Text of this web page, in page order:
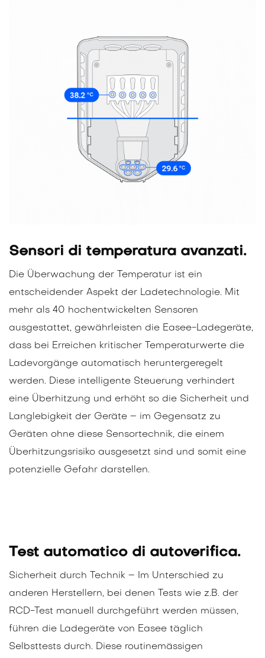
Sensori di temperatura avanzati.
Die Überwachung der Temperatur ist ein
entscheidender Aspekt der Ladetechnologie. Mit
mehr als 40 hochentwickelten Sensoren
ausgestattet, gewährleisten die Easee-Ladegeräte,
dass bei Erreichen kritischer Temperaturwerte die
Ladevorgänge automatisch heruntergeregelt
werden. Diese intelligente Steuerung verhindert
eine Überhitzung und erhöht so die Sicherheit und
Langlebigkeit der Geräte – im Gegensatz zu
Geräten ohne diese Sensortechnik, die einem
Überhitzungsrisiko ausgesetzt sind und somit eine
potenzielle Gefahr darstellen.
Test automatico di autoverifica.
Sicherheit durch Technik – Im Unterschied zu
anderen Herstellern, bei denen Tests wie z.B. der
RCD-Test manuell durchgeführt werden müssen,
führen die Ladegeräte von Easee täglich
Selbsttests durch. Diese routinemässigen